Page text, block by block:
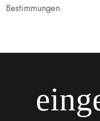
Bestimmungen.